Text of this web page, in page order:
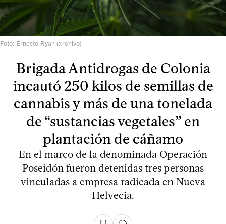
Foto: Ernesto Ryan (archivo).
Brigada Antidrogas de Colonia
incautó 250 kilos de semillas de
cannabis y más de una tonelada
de “sustancias vegetales” en
plantación de cáñamo
En el marco de la denominada Operación
Poseidón fueron detenidas tres personas
vinculadas a empresa radicada en Nueva
Helvecia.